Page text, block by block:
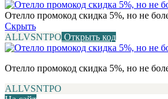
Отелло промокод скидка 5%, но не
Скрыть
ALLVSNTPO Открыть код
Отелло промокод скидка 5%, но не
ALLVSNTPO